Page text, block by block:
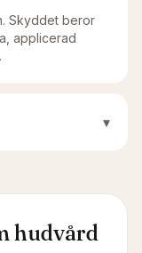
Skyddet beror
applicerad
▾
hudvård